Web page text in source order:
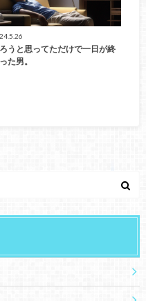
うと思ってただけで一日が終
た男。